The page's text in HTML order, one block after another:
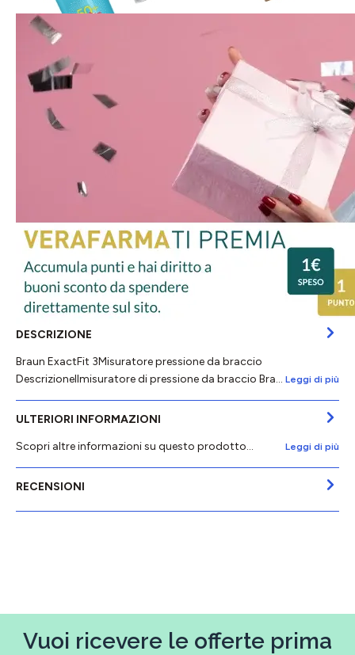
DESCRIZIONE
Braun ExactFit 3Misuratore pressione da braccio
DescrizioneIlmisuratore di pressione da braccio Bra… Leggi di più
ULTERIORI INFORMAZIONI
Scopri altre informazioni su questo prodotto...
Leggi di più
RECENSIONI
Vuoi ricevere le offerte prima